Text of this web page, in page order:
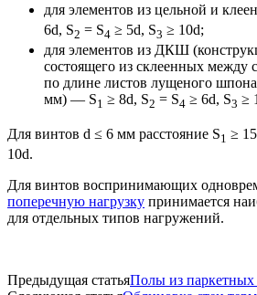
для элементов из цельной и
6d, S2 = S4 ≥ 5d, S3 ≥ 10d;
для элементов из ДКШ
состоящего из склеенных между
по длине листов лущеного
мм) — S1 ≥ 8d, S2 = S4 ≥ 6d, S3 ≥
Для винтов d ≤ 6 мм расстояние S1 ≥
10d.
Для винтов воспринимающих
поперечную нагрузку принимается
для отдельных типов нагружений.
Предыдущая статьяПолы из